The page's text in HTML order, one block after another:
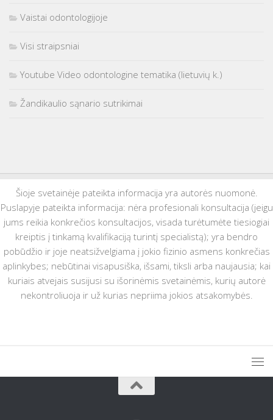
Vaistai odontologijoje
Visi straipsniai
Youtube Video odontologine tematika (lietuvių k.)
Žandikaulio sąnario sutrikimai
Šioje svetainėje pateikta informacija yra autorės nuomonė.
Puslapyje pateikta informacija: nėra profesionali konsultacija (jeigu
jums reikia konkrečios konsultacijos, visada turėtumėte tiesiogiai
kreiptis į tinkamą kvalifikaciją turintį specialistą); yra bendro
pobūdžio ir joje neatsižvelgiama į jokio fizinio asmens konkrečias
aplinkybes; nebūtinai visapusiška, išsami, tiksli arba naujausia; kai
kuriais atvejais susijusi su išorinėmis svetainėmis, kurių autorė
nekontroliuoja ir už kurias nepriima jokios atsakomybės.